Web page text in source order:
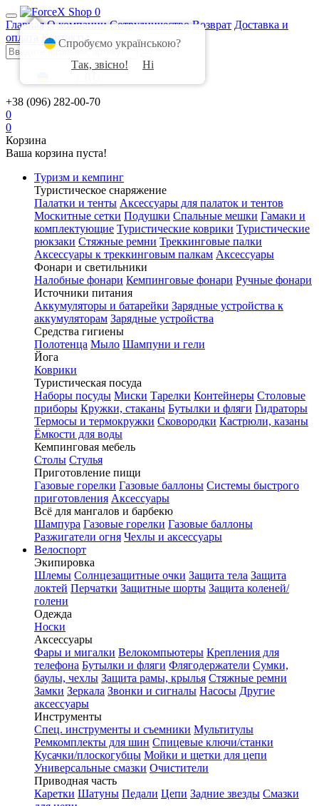
0
Главная О компании Сотрудничество Возврат Доставка и
оплата
Контакты
+38 (096) 282-00-70
0
0
Корзина
Ваша корзина пуста!
Туризм и кемпинг
Туристическое снаряжение
Палатки и тенты Аксессуары для палаток и тентов
Москитные сетки Подушки Спальные мешки Гамаки и
комплектующие Туристические коврики Туристические
рюкзаки Стяжные ремни Треккинговые палки
Аксессуары к треккинговым палкам Аксессуары
Фонари и светильники
Налобные фонари Кемпинговые фонари Ручные фонари
Источники питания
Аккумуляторы и батарейки Зарядные устройства к
аккумуляторам Зарядные устройства
Средства гигиены
Полотенца Мыло Шампуни и гели
Йога
Коврики
Туристическая посуда
Наборы посуды Миски Тарелки Контейнеры Столовые
приборы Кружки, стаканы Бутылки и фляги Гидраторы
Термосы и термокружки Сковородки Кастрюли, казаны
Ёмкости для воды
Кемпинговая мебель
Столы Стулья
Приготовление пищи
Газовые горелки Газовые баллоны Системы быстрого
приготовления Аксессуары
Всё для мангалов и барбекю
Шампура Газовые горелки Газовые баллоны
Разжигатели огня Чехлы и аксессуары
Велоспорт
Экипировка
Шлемы Солнцезащитные очки Защита тела Защита
локтей Перчатки Защитные шорты Защита коленей/
голени
Одежда
Носки
Аксессуары
Фары и мигалки Велокомпьютеры Крепления для
телефона Бутылки и фляги Флягодержатели Сумки,
баулы, чехлы Защита рамы, крылья Стяжные ремни
Замки Зеркала Звонки и сигналы Насосы Другие
аксессуары
Инструменты
Спец. инструменты и съемники Мультитулы
Ремкомплекты для шин Спицевые ключи/станки
Кусачки/плоскогубцы Мойки и щетки для цепи
Универсальные смазки Очистители
Приводная часть
Каретки Шатуны Педали Цепи Задние звезды Смазки
Спробуємо українською?
Так, звісно!
Ні